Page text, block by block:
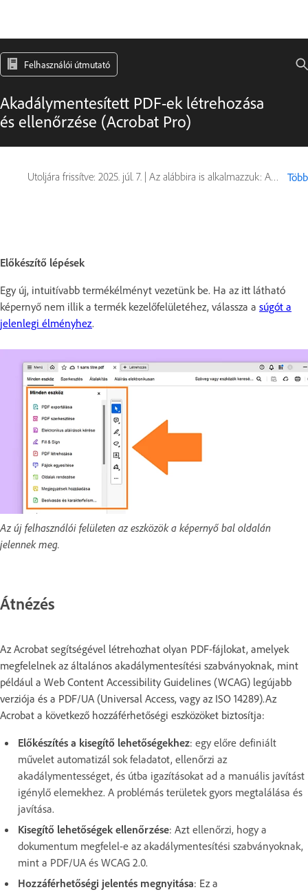
Felhasználói útmutató
Akadálymentesített PDF-ek létrehozása
és ellenőrzése (Acrobat Pro)
Utoljára frissítve: 2025. júl. 7. | Az alábbira is alkalmazzuk: Adobe Acrobat 2017, Adobe Acrobat 2020 Több
Előkészítő lépések
Egy új, intuitívabb termékélményt vezetünk be. Ha az itt látható
képernyő nem illik a termék kezelőfelületéhez, válassza a súgót a
jelenlegi élményhez.
Az új felhasználói felületen az eszközök a képernyő bal oldalán
jelennek meg.
Átnézés
Az Acrobat segítségével létrehozhat olyan PDF-fájlokat, amelyek
megfelelnek az általános akadálymentesítési szabványoknak, mint
például a Web Content Accessibility Guidelines (WCAG) legújabb
verziója és a PDF/UA (Universal Access, vagy az ISO 14289).Az
Acrobat a következő hozzáférhetőségi eszközöket biztosítja:
Előkészítés a kisegítő lehetőségekhez: egy előre definiált
művelet automatizál sok feladatot, ellenőrzi az
akadálymentességet, és útba igazításokat ad a manuális javítást
igénylő elemekhez. A problémás területek gyors megtalálása és
javítása.
Kisegítő lehetőségek ellenőrzése: Azt ellenőrzi, hogy a
dokumentum megfelel-e az akadálymentesítési szabványoknak,
mint a PDF/UA és WCAG 2.0.
Hozzáférhetőségi jelentés megnyitása: Ez a